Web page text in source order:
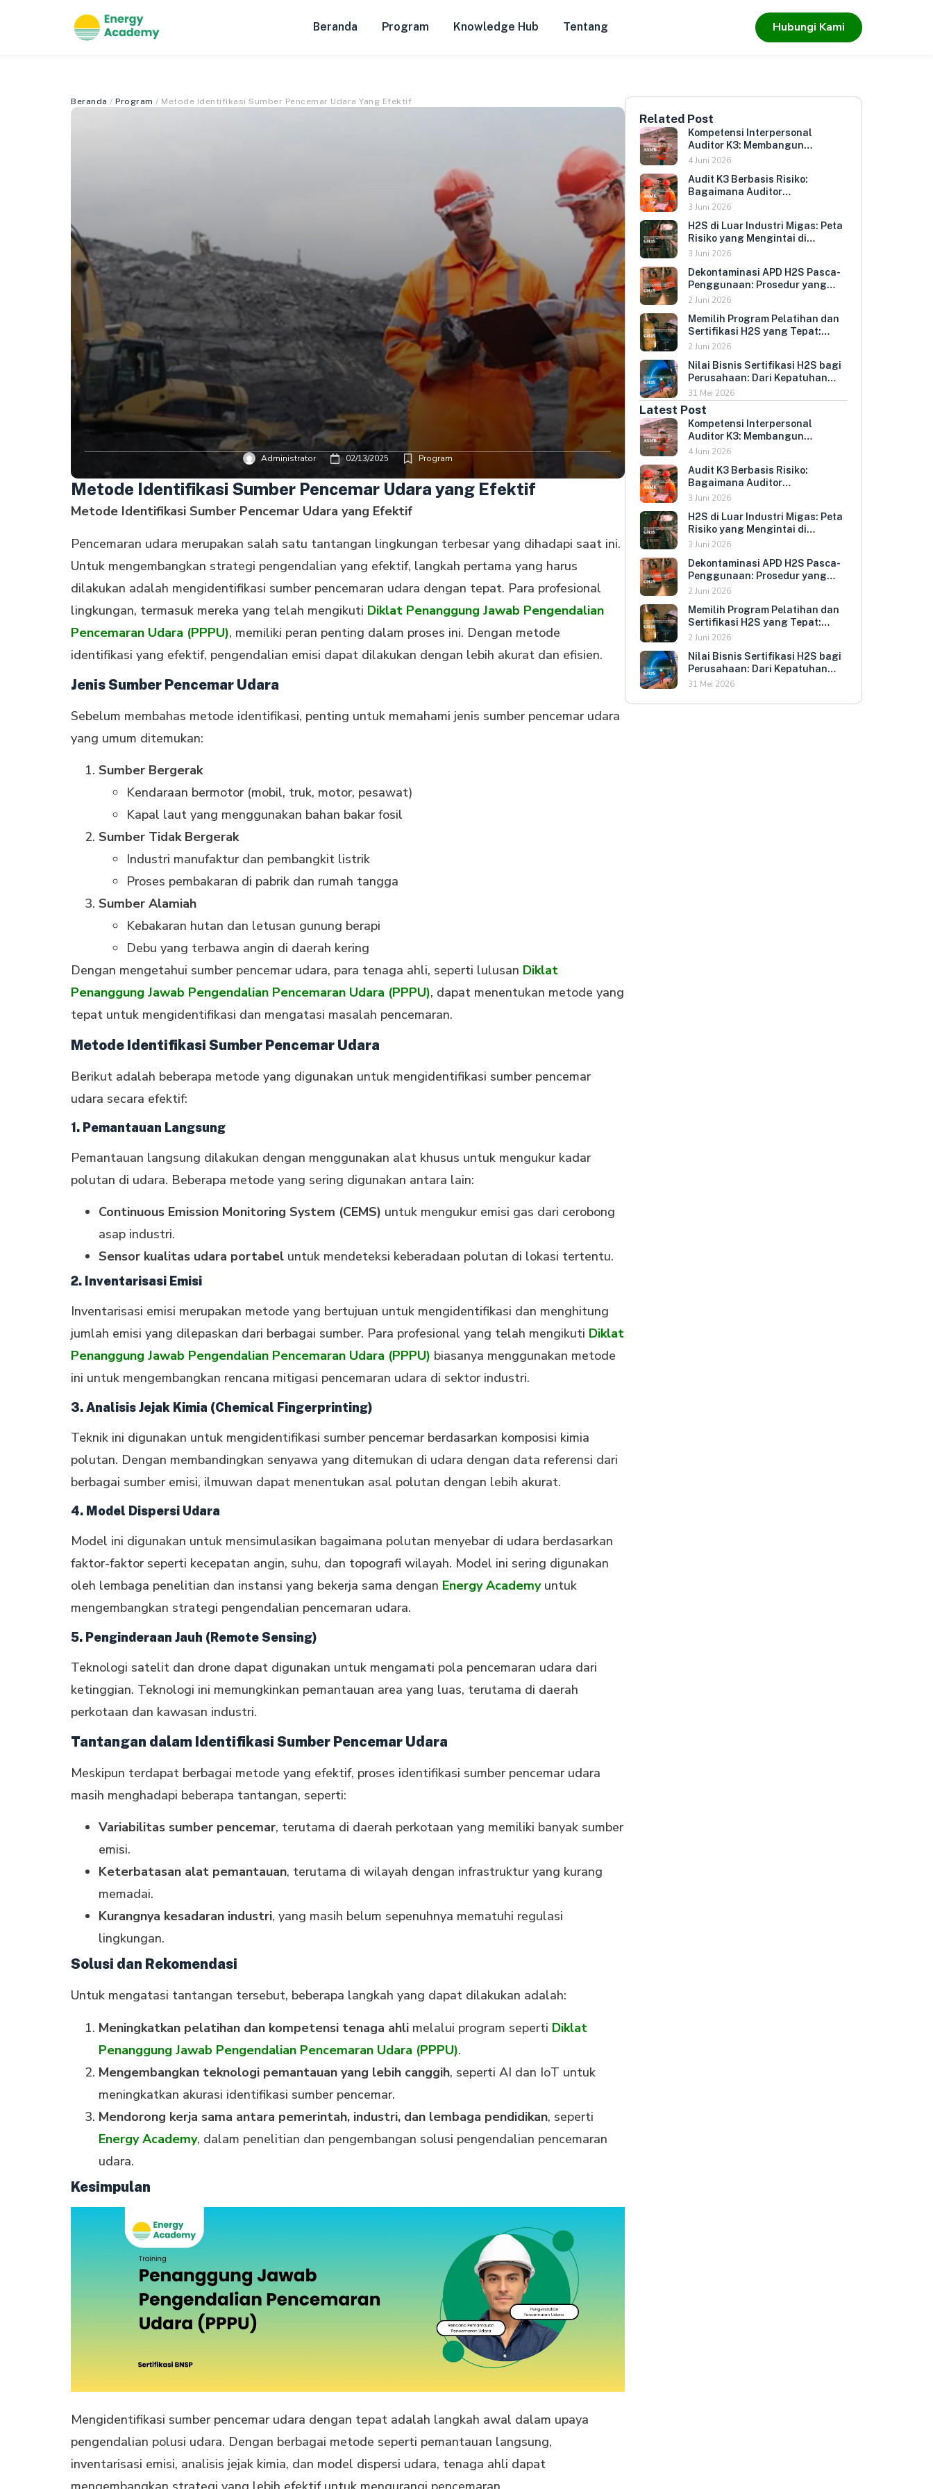
Beranda Program Knowledge Hub Tentang Hubungi Kami
Beranda / Program / Metode Identifikasi Sumber Pencemar Udara Yang Efektif
Administrator 02/13/2025 Program
Metode Identifikasi Sumber Pencemar Udara yang Efektif
Metode Identifikasi Sumber Pencemar Udara yang Efektif
Pencemaran udara merupakan salah satu tantangan lingkungan terbesar yang dihadapi saat ini.
Untuk mengembangkan strategi pengendalian yang efektif, langkah pertama yang harus
dilakukan adalah mengidentifikasi sumber pencemaran udara dengan tepat. Para profesional
lingkungan, termasuk mereka yang telah mengikuti Diklat Penanggung Jawab Pengendalian
Pencemaran Udara (PPPU), memiliki peran penting dalam proses ini. Dengan metode
identifikasi yang efektif, pengendalian emisi dapat dilakukan dengan lebih akurat dan efisien.
Jenis Sumber Pencemar Udara
Sebelum membahas metode identifikasi, penting untuk memahami jenis sumber pencemar udara
yang umum ditemukan:
Sumber Bergerak
Kendaraan bermotor (mobil, truk, motor, pesawat)
Kapal laut yang menggunakan bahan bakar fosil
Sumber Tidak Bergerak
Industri manufaktur dan pembangkit listrik
Proses pembakaran di pabrik dan rumah tangga
Sumber Alamiah
Kebakaran hutan dan letusan gunung berapi
Debu yang terbawa angin di daerah kering
Dengan mengetahui sumber pencemar udara, para tenaga ahli, seperti lulusan Diklat
Penanggung Jawab Pengendalian Pencemaran Udara (PPPU), dapat menentukan metode yang
tepat untuk mengidentifikasi dan mengatasi masalah pencemaran.
Metode Identifikasi Sumber Pencemar Udara
Berikut adalah beberapa metode yang digunakan untuk mengidentifikasi sumber pencemar
udara secara efektif:
1. Pemantauan Langsung
Pemantauan langsung dilakukan dengan menggunakan alat khusus untuk mengukur kadar
polutan di udara. Beberapa metode yang sering digunakan antara lain:
Continuous Emission Monitoring System (CEMS) untuk mengukur emisi gas dari cerobong
asap industri.
Sensor kualitas udara portabel untuk mendeteksi keberadaan polutan di lokasi tertentu.
2. Inventarisasi Emisi
Inventarisasi emisi merupakan metode yang bertujuan untuk mengidentifikasi dan menghitung
jumlah emisi yang dilepaskan dari berbagai sumber. Para profesional yang telah mengikuti Diklat
Penanggung Jawab Pengendalian Pencemaran Udara (PPPU) biasanya menggunakan metode
ini untuk mengembangkan rencana mitigasi pencemaran udara di sektor industri.
3. Analisis Jejak Kimia (Chemical Fingerprinting)
Teknik ini digunakan untuk mengidentifikasi sumber pencemar berdasarkan komposisi kimia
polutan. Dengan membandingkan senyawa yang ditemukan di udara dengan data referensi dari
berbagai sumber emisi, ilmuwan dapat menentukan asal polutan dengan lebih akurat.
4. Model Dispersi Udara
Model ini digunakan untuk mensimulasikan bagaimana polutan menyebar di udara berdasarkan
faktor-faktor seperti kecepatan angin, suhu, dan topografi wilayah. Model ini sering digunakan
oleh lembaga penelitian dan instansi yang bekerja sama dengan Energy Academyuntuk
mengembangkan strategi pengendalian pencemaran udara.
5. Penginderaan Jauh (Remote Sensing)
Teknologi satelit dan drone dapat digunakan untuk mengamati pola pencemaran udara dari
ketinggian. Teknologi ini memungkinkan pemantauan area yang luas, terutama di daerah
perkotaan dan kawasan industri.
Tantangan dalam Identifikasi Sumber Pencemar Udara
Meskipun terdapat berbagai metode yang efektif, proses identifikasi sumber pencemar udara
masih menghadapi beberapa tantangan, seperti:
Variabilitas sumber pencemar, terutama di daerah perkotaan yang memiliki banyak sumber
emisi.
Keterbatasan alat pemantauan, terutama di wilayah dengan infrastruktur yang kurang
memadai.
Kurangnya kesadaran industri, yang masih belum sepenuhnya mematuhi regulasi
lingkungan.
Solusi dan Rekomendasi
Untuk mengatasi tantangan tersebut, beberapa langkah yang dapat dilakukan adalah:
Meningkatkan pelatihan dan kompetensi tenaga ahli melalui program seperti Diklat
Penanggung Jawab Pengendalian Pencemaran Udara (PPPU).
Mengembangkan teknologi pemantauan yang lebih canggih, seperti AI dan IoT untuk
meningkatkan akurasi identifikasi sumber pencemar.
Mendorong kerja sama antara pemerintah, industri, dan lembaga pendidikan, seperti
Energy Academy, dalam penelitian dan pengembangan solusi pengendalian pencemaran
udara.
Kesimpulan
Mengidentifikasi sumber pencemar udara dengan tepat adalah langkah awal dalam upaya
pengendalian polusi udara. Dengan berbagai metode seperti pemantauan langsung,
inventarisasi emisi, analisis jejak kimia, dan model dispersi udara, tenaga ahli dapat
Related Post
Kompetensi Interpersonal
Auditor K3: Membangun
Hubungan yang Mendorong
Sukarela
4 Juni 2026
Audit K3 Berbasis Risiko:
Bagaimana Auditor
Memprioritaskan Area yang
Perusahaan
3 Juni 2026
H2S di Luar Industri Migas: Peta
Risiko yang Mengintai di
Berbagai Sektor Industri
3 Juni 2026
Dekontaminasi APD H2S Pasca-
Penggunaan: Prosedur yang
Melindungi Pengguna
Umur Peralatan
2 Juni 2026
Memilih Program Pelatihan dan
Sertifikasi H2S yang Tepat:
Kriteria Evaluasi untuk HR dan
2 Juni 2026
Nilai Bisnis Sertifikasi H2S bagi
Perusahaan: Dari Kepatuhan
Regulasi ke Keunggulan
Kompetitif
31 Mei 2026
Latest Post
Kompetensi Interpersonal
Auditor K3: Membangun
Hubungan yang Mendorong
Sukarela
4 Juni 2026
Audit K3 Berbasis Risiko:
Bagaimana Auditor
Memprioritaskan Area yang
Perusahaan
3 Juni 2026
H2S di Luar Industri Migas: Peta
Risiko yang Mengintai di
Berbagai Sektor Industri
3 Juni 2026
Dekontaminasi APD H2S Pasca-
Penggunaan: Prosedur yang
Melindungi Pengguna
Umur Peralatan
2 Juni 2026
Memilih Program Pelatihan dan
Sertifikasi H2S yang Tepat:
Kriteria Evaluasi untuk HR dan
2 Juni 2026
Nilai Bisnis Sertifikasi H2S bagi
Perusahaan: Dari Kepatuhan
Regulasi ke Keunggulan
31 Mei 2026